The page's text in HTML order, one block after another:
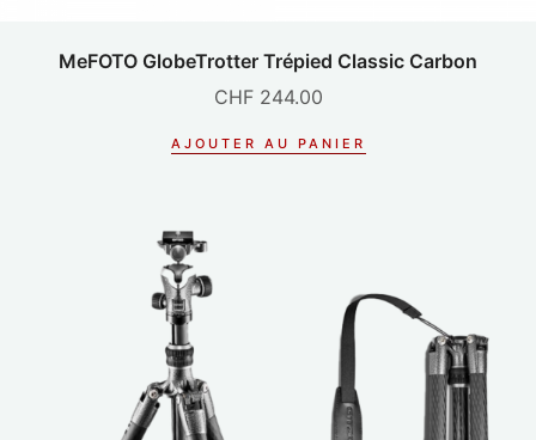
MeFOTO GlobeTrotter Trépied Classic Carbon
CHF244.00
AJOUTER AU PANIER